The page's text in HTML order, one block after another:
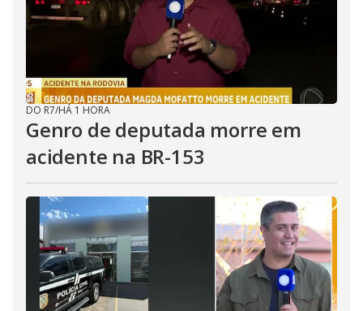
DO R7/HÁ 1 HORA
Genro de deputada morre em
acidente na BR-153